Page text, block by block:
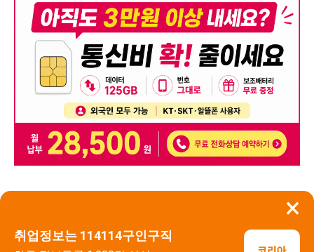
×
취업정보는 114114구인구직